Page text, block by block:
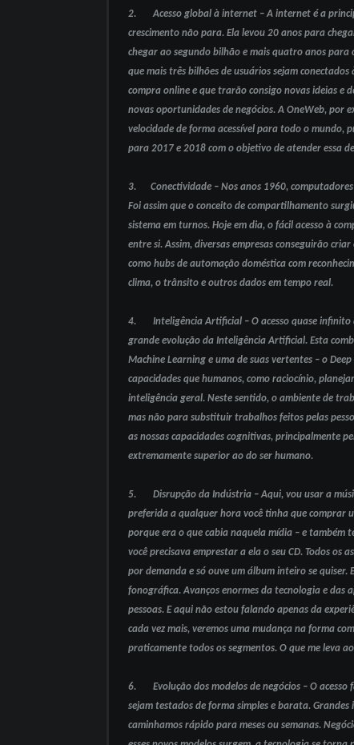
2. Acesso global à internet – A internet é a
crescimento não para. Ela levou 20 anos para
chegar ao segundo bilhão e mais quatro anos
que mais três bilhões de usuários sejam
compra online e que trarão consigo novas ideias e
novas oportunidades de negócios. A OneWeb, por
velocidade de forma acessível para todo o mundo,
para 2017 e 2018 com o objetivo de atender essa
3. Conectividade – Nos anos 1960, computadores
Foi assim que o conceito de compartilhamento
sistema em turnos. Hoje em dia, o fácil acesso à
entre si. Assim, diversas empresas conseguirão
como hubs de automação doméstica com
clima, o trânsito e outros dados em tempo real.
4. Inteligência Artificial – O acesso quase infinito
grande evolução da Inteligência Artificial. Esta
Machine Learning e uma de suas vertentes – o
capacidades que humanos, como raciocínio,
inteligência geral. Neste sentido, o ambiente de
mas não para substituir trabalhos feitos pelas
as nossas capacidades cognitivas, principalmente
extremamente superior ao do ser humano.
5. Disrupção da Indústria – Aqui, vou usar a
preferida a qualquer hora você tinha que comprar
porque era o que cabia naquela mídia – e também
você precisava emprestar a ela o seu CD. Todos os
por demanda e só ouve um álbum inteiro se quiser.
fonográfica. Avanços enormes da tecnologia e das
pessoas. E aqui não estou falando apenas da
cada vez mais, veremos uma mudança na forma
praticamente todos os segmentos. O que me leva
6. Evolução dos modelos de negócios – O acesso
sejam testados de forma simples e barata. Grandes
caminhamos rápido para meses ou semanas.